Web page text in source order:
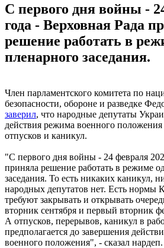
С первого дня войны -
года - Верховная Рада
решение работать в
пленарного заседания.
Член парламентского комитета по
безопасности, обороне и разведке
заверил, что народные депутаты
действия режима военного положения
отпусков и каникул.
"С первого дня войны - 24 февраля
приняла решение работать в режиме
заседания. То есть никаких каникул,
народных депутатов нет. Есть нормы
требуют закрывать и открывать
вторник сентября и первый вторник
А отпусков, перерывов, каникул в
предполагается до завершения
военного положения", - сказал нардеп.